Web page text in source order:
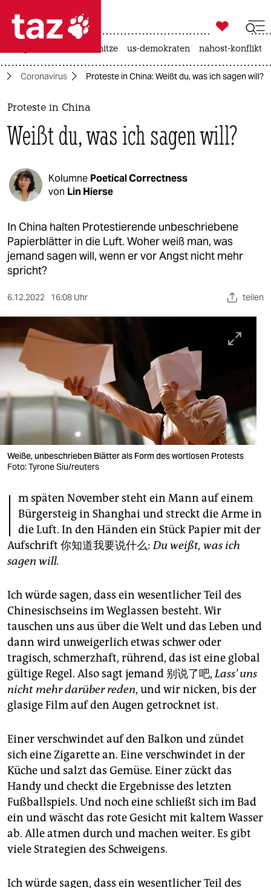
 taz zahl ich
taz zahl ich
themen
politik
öko
gesellschaft
kultur
sport
berlin
nord
wahrheit
verlag
veranstaltungen
shop
fragen & hilfe
unterstützen
abo
genossenschaft
epaper login

taz zahl ich
hitze us-demokraten nahost-konflikt
Coronavirus Proteste in China: Weißt du, was ich sagen will?
Proteste in China
Weißt du, was ich sagen will?
Kolumne Poetical Correctness
von Lin Hierse
In China halten Protestierende unbeschriebene
Papierblätter in die Luft. Woher weiß man, was
jemand sagen will, wenn er vor Angst nicht mehr
spricht?
6.12.2022 16:08 Uhr teilen
Weiße, unbeschrieben Blätter als Form des wortlosen Protests
Foto: Tyrone Siu/reuters
I m späten November steht ein Mann auf einem
Bürgersteig in Shanghai und streckt die Arme in
die Luft. In den Händen ein Stück Papier mit der
Aufschrift 你知道我要说什么:Du weißt, was ich
sagen will.
Ich würde sagen, dass ein wesentlicher Teil des
Chinesischseins im Weglassen besteht. Wir
tauschen uns aus über die Welt und das Leben und
dann wird unweigerlich etwas schwer oder
tragisch, schmerzhaft, rührend, das ist eine global
gültige Regel. Also sagt jemand 别说了吧,Lass’ uns
nicht mehr darüber reden, und wir nicken, bis der
glasige Film auf den Augen getrocknet ist.
Einer verschwindet auf den Balkon und zündet
sich eine Zigarette an. Eine verschwindet in der
Küche und salzt das Gemüse. Einer zückt das
Handy und checkt die Ergebnisse des letzten
Fußballspiels. Und noch eine schließt sich im Bad
ein und wäscht das rote Gesicht mit kaltem Wasser
ab. Alle atmen durch und machen weiter. Es gibt
viele Strategien des Schweigens.
Ich würde sagen, dass ein wesentlicher Teil des